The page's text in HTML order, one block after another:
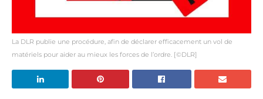
La DLR publie une procédure, afin de déclarer efficacement un vol de
matériels pour aider au mieux les forces de l’ordre. [©DLR]